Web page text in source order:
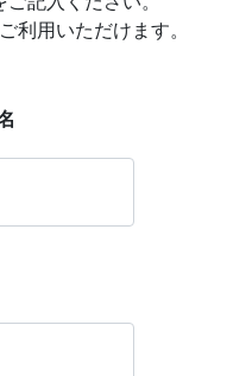
利用いただけます。